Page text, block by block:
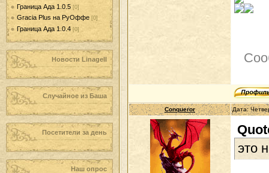
Граница Ада 1.0.5 [0]
Gracia Plus на РуОффе [0]
Граница Ада 1.0.4 [0]
Новости LinageII
Случайное из Баша
Посетители за день
Наш опрос
Conqueror Дата:
это